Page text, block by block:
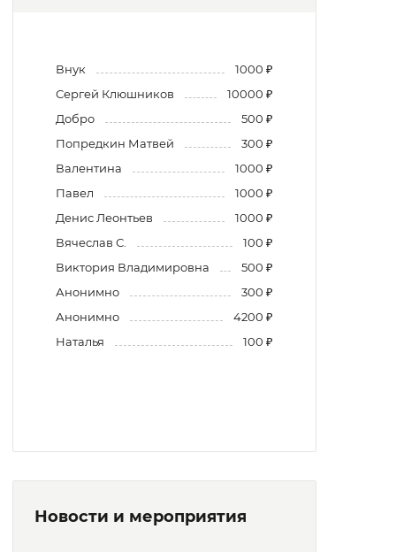
Внук
1000 ₽
Сергей Клюшников
10000 ₽
Добро
500 ₽
Попредкин Матвей
300 ₽
Валентина
1000 ₽
Павел
1000 ₽
Денис Леонтьев
1000 ₽
Вячеслав С.
100 ₽
Виктория Владимировна
500 ₽
Анонимно
300 ₽
Анонимно
4200 ₽
Наталья
100 ₽
Новости и мероприятия